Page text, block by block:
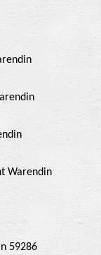
Warendin
59286